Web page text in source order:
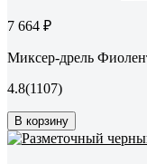
7 664 ₽
Миксер-дрель
4.8(1107)
В корзину